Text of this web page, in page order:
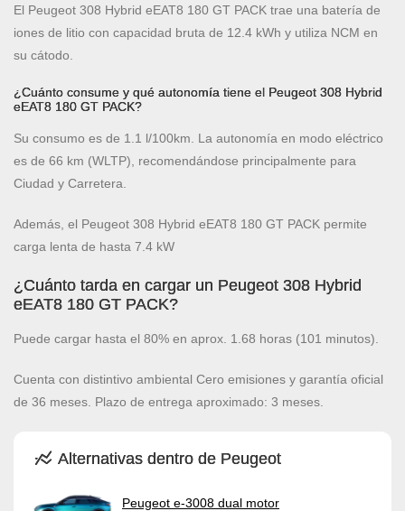
El Peugeot 308 Hybrid eEAT8 180 GT PACK trae una batería de
iones de litio con capacidad bruta de 12.4 kWh y utiliza NCM en
su cátodo.
¿Cuánto consume y qué autonomía tiene el Peugeot 308 Hybrid
eEAT8 180 GT PACK?
Su consumo es de 1.1 l/100km. La autonomía en modo eléctrico
es de 66 km (WLTP), recomendándose principalmente para
Ciudad y Carretera.
Además, el Peugeot 308 Hybrid eEAT8 180 GT PACK permite
carga lenta de hasta 7.4 kW
¿Cuánto tarda en cargar un Peugeot 308 Hybrid
eEAT8 180 GT PACK?
Puede cargar hasta el 80% en aprox. 1.68 horas (101 minutos).
Cuenta con distintivo ambiental Cero emisiones y garantía oficial
de 36 meses. Plazo de entrega aproximado: 3 meses.
Alternativas dentro de Peugeot
Peugeot e-3008 dual motor